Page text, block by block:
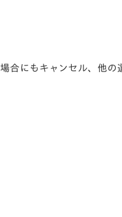
にもキャンセル、他の